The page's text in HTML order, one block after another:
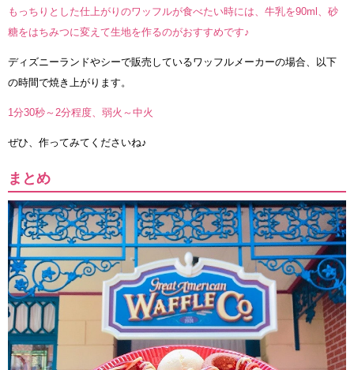
もっちりとした仕上がりのワッフルが食べたい時には、牛乳を90ml、砂
糖をはちみつに変えて生地を作るのがおすすめです♪
ディズニーランドやシーで販売しているワッフルメーカーの場合、以下
の時間で焼き上がります。
1分30秒～2分程度、弱火～中火
ぜひ、作ってみてくださいね♪
まとめ